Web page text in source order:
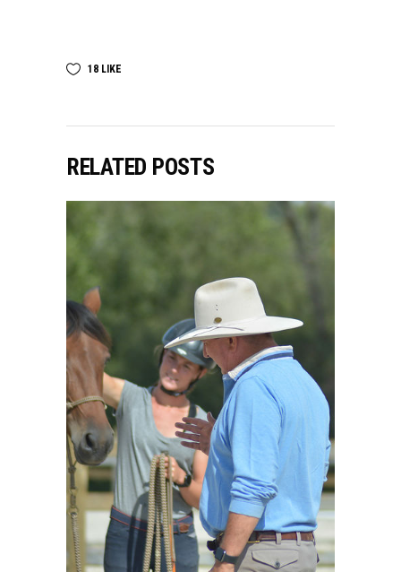
18 LIKE
RELATED POSTS